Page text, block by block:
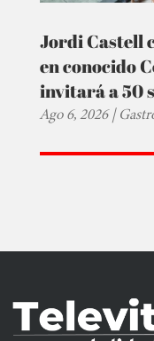
Jordi Castell
en conocido
invitará a 50
Ago 6, 2026|